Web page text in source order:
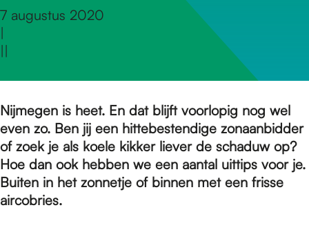
o
m
e
7 augustus 2020
|
||
Nijmegen is heet. En dat blijft voorlopig nog wel
even zo. Ben jij een hittebestendige zonaanbidder
of zoek je als koele kikker liever de schaduw op?
Hoe dan ook hebben we een aantal uittips voor je.
Buiten in het zonnetje of binnen met een frisse
aircobries.